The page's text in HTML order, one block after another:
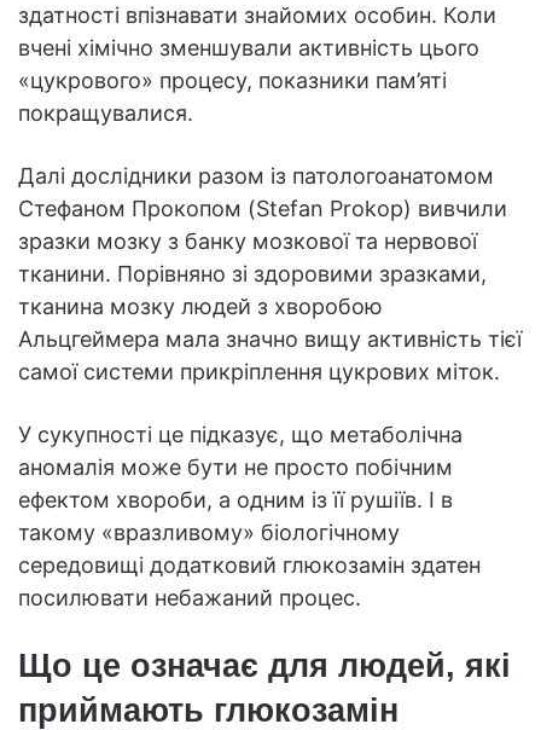
здатності впізнавати знайомих особин. Коли
вчені хімічно зменшували активність цього
«цукрового» процесу, показники пам’яті
покращувалися.
Далі дослідники разом із патологоанатомом
Стефаном Прокопом (Stefan Prokop) вивчили
зразки мозку з банку мозкової та нервової
тканини. Порівняно зі здоровими зразками,
тканина мозку людей з хворобою
Альцгеймера мала значно вищу активність тієї
самої системи прикріплення цукрових міток.
У сукупності це підказує, що метаболічна
аномалія може бути не просто побічним
ефектом хвороби, а одним із її рушіїв. І в
такому «вразливому» біологічному
середовищі додатковий глюкозамін здатен
посилювати небажаний процес.
Що це означає для людей, які
приймають глюкозамін